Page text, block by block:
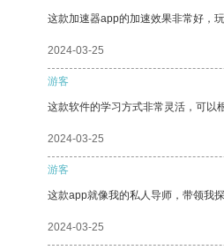
这款加速器app的加速效果非常好，
2024-03-25
游客
这款软件的学习方式非常灵活，可以
2024-03-25
游客
这款app就像我的私人导师，带领我探
2024-03-25